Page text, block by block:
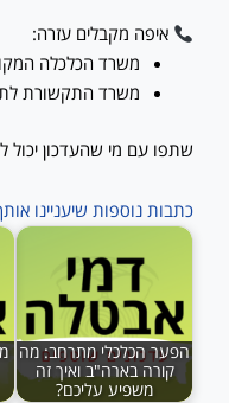
איפה מקבלים עזרה:
משרד הכלכלה
משרד התקשורת
שתפו עם מי שהעדכון יכול
כתבות נוספות שיעניינו
הפער הכלכלי מתרחב: מה
קורה בארה"ב ואיך זה
משפיע עליכם?